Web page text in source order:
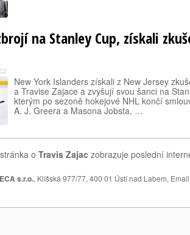
na Stanley Cup, získali
New York Islanders získali z New Jersey
a Travise Zajace a zvyšují svou šanci na
kterým po sezoně hokejové NHL končí
A. J. Greera a Masona Jobsta, …
o Travis Zajac zobrazuje poslední
s.r.o., Klíšská 977/77, 400 01 Ústí nad Labem,